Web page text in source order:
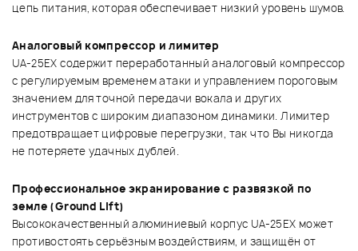
цепь питания, которая обеспечивает низкий уровень шумов.
Аналоговый компрессор и лимитер
UA-25EX содержит переработанный аналоговый компрессор
с регулируемым временем атаки и управлением пороговым
значением для точной передачи вокала и других
инструментов с широким диапазоном динамики. Лимитер
предотвращает цифровые перегрузки, так что Вы никогда
не потеряете удачных дублей.
Профессиональное экранирование с развязкой по
земле (Ground Lift)
Высококачественный алюминиевый корпус UA-25EX может
противостоять серьёзным воздействиям, и защищён от